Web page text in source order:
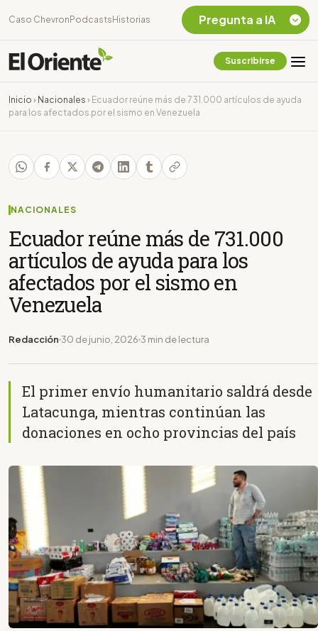
Caso Chevron Podcasts Historias
Suscribirse
Inicio › Nacionales › Ecuador reúne más de 731.000 artículos de ayuda
para los afectados por el sismo en Venezuela
NACIONALES
Ecuador reúne más de 731.000
artículos de ayuda para los
afectados por el sismo en
Venezuela
Redacción 30 de junio, 2026 3 min de lectura
El primer envío humanitario saldrá desde
Latacunga, mientras continúan las
donaciones en ocho provincias del país
Pregunta a IA
Chevron Ecuador